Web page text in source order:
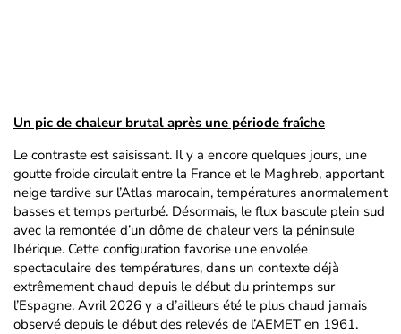
Un pic de chaleur brutal après une période fraîche
Le contraste est saisissant. Il y a encore quelques jours, une
goutte froide circulait entre la France et le Maghreb, apportant
neige tardive sur l’Atlas marocain, températures anormalement
basses et temps perturbé. Désormais, le flux bascule plein sud
avec la remontée d’un dôme de chaleur vers la péninsule
Ibérique. Cette configuration favorise une envolée
spectaculaire des températures, dans un contexte déjà
extrêmement chaud depuis le début du printemps sur
l’Espagne. Avril 2026 y a d’ailleurs été le plus chaud jamais
observé depuis le début des relevés de l’AEMET en 1961.